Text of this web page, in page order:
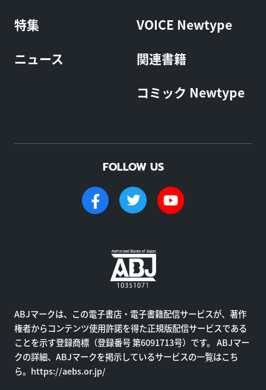
特集
ニュース
VOICE Newtype
関連書籍
コミック Newtype
FOLLOW US
ABJマークは、この電子書店・電子書籍配信サービスが、著作
権者からコンテンツ使用許諾を得た正規版配信サービスである
ことを示す登録商標（登録番号 第6091713号）です。 ABJマー
クの詳細、ABJマークを掲示しているサービスの一覧はこち
ら。 https://aebs.or.jp/